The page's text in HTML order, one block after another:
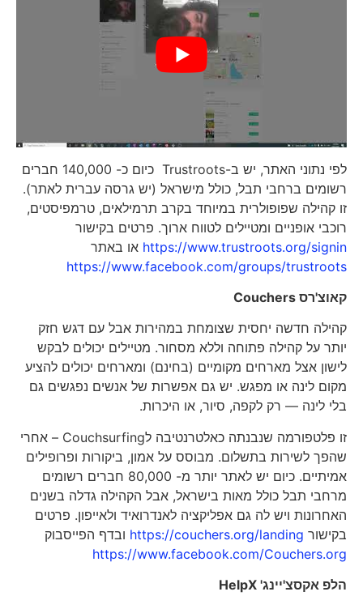
לפי נתוני האתר, יש ב-Trustroots כיום כ- 140,000 חברים
רשומים ברחבי תבל, כולל מישראל (יש גרסה עברית לאתר).
זו קהילה שפופולרית במיוחד בקרב תרמילאים, טרמפיסטים,
רוכבי אופניים ומטיילים לטווח ארוך. פרטים בקישור
https://www.trustroots.org/signinאו באתר
https://www.facebook.com/groups/trustroots
קאוצ'רסCouchers
קהילה חדשה יחסית שצומחת במהירות אבל עם דגש חזק
יותר על קהילה פתוחה וללא מסחור. מטיילים יכולים לבקש
לישון אצל מארחים מקומיים (בחינם) ומארחים יכולים להציע
מקום לינה או מפגש. יש גם אפשרות של אנשים נפגשים גם
בלי לינה — רק לקפה, סיור, או היכרות.
זו פלטפורמה שנבנתה כאלטרנטיבה לCouchsurfing – אחרי
שהפך לשירות בתשלום. מבוסס על אמון, ביקורות ופרופילים
אמיתיים. כיום יש לאתר יותר מ- 80,000 חברים רשומים
מרחבי תבל כולל מאות בישראל, אבל הקהילה גדלה בשנים
האחרונות ויש לה גם אפליקציה לאנדרואיד ולאייפון. פרטים
בקישורhttps://couchers.org/landingובדף הפייסבוק
https://www.facebook.com/Couchers.org
הלפ אקסצ'יינג'HelpX